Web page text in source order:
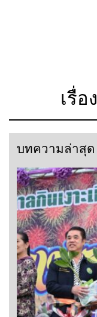
เรื่อ
บทความล่าสุด